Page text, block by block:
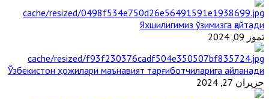
Яхшилигимиз ўзимизга қайтади
تموز 09, 2024
Ўзбекистон ҳожилари маънавият тарғиботчиларига айланади
حزيران 27, 2024